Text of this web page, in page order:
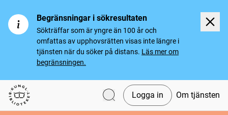
Begränsningar i sökresultaten
Sökträffar som är yngre än 100 år och
omfattas av upphovsrätten visas inte längre i
tjänsten när du söker på distans. Läs mer om
begränsningen.
Svenska tidningar
Logga in Om tjänsten